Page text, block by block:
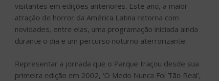
visitantes em edições anteriores. Este ano, a maior
atração de horror da América Latina retorna com
novidades, entre elas, uma programação iniciada ainda
durante o dia e um percurso noturno aterrorizante.
Representar a jornada que o Parque traçou desde sua
primeira edição em 2002, ‘O Medo Nunca Foi Tão Real’,